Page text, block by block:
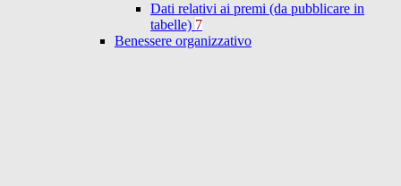
Dati relativi ai premi (da pubblicare in
tabelle) 7
Benessere organizzativo